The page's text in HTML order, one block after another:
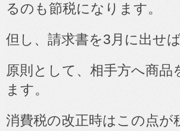
るのも節税になります。
但し、請求書を3月に出せ
原則として、相手方へ商
ます。
消費税の改正時はこの点